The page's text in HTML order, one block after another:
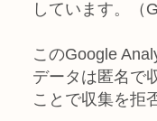
しています。（
このGoogle
データは匿名で
ことで収集を拒